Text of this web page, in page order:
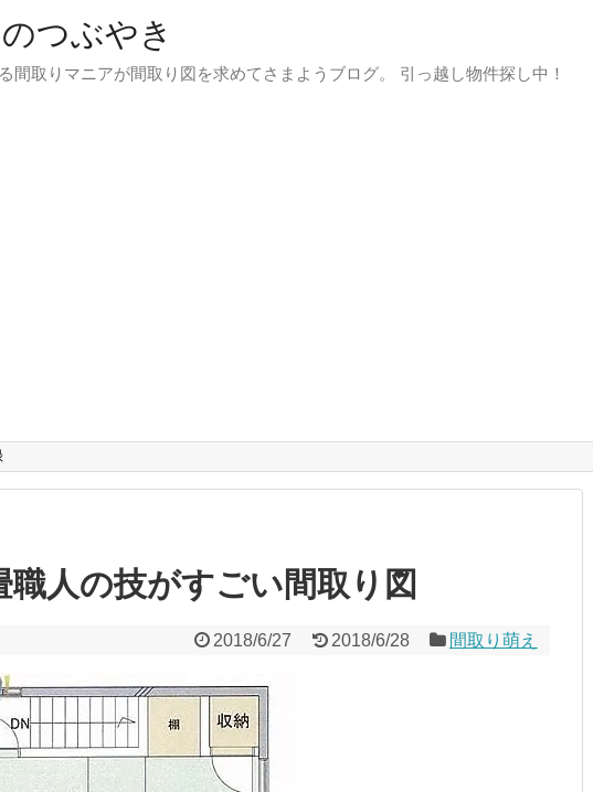
つぶやき
間取りマニアが間取り図を求めてさまようブログ。 引っ越し物件探し中！
職人の技がすごい間取り図
2018/6/27 2018/6/28 間取り萌え